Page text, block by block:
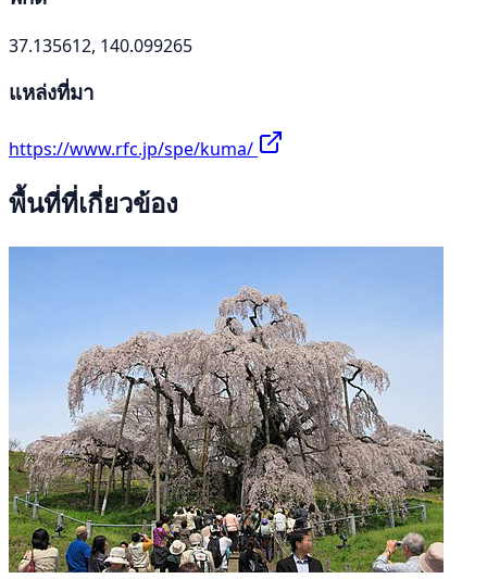
37.135612, 140.099265
แหล่งที่มา
https://www.rfc.jp/spe/kuma/
พื้นที่ที่เกี่ยวข้อง